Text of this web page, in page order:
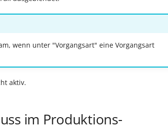
wenn unter "Vorgangsart" eine Vorgangsart
aktiv.
im Produktions-